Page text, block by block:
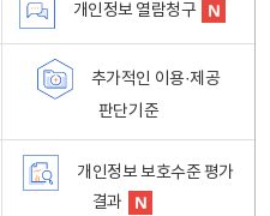
개인정보 열람청구
추가적인 이용·제공
판단기준
개인정보 보호수준 평가
결과